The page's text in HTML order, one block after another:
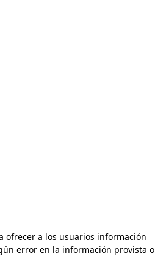
ofrecer a los usuarios información
error en la información provista o